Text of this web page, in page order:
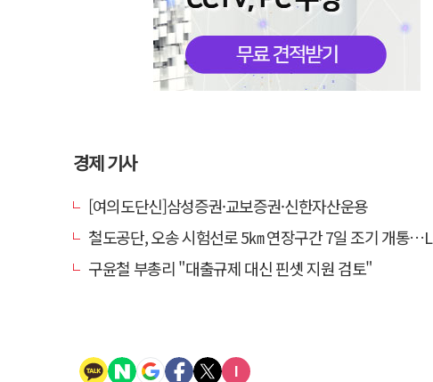
경제 기사
[여의도단신]삼성증권·교보증권·신한자산운용
철도공단, 오송 시험선로 5㎞ 연장구간 7일 조기 개통…LA 메트로 사업 지원
구윤철 부총리 "대출규제 대신 핀셋 지원 검토"